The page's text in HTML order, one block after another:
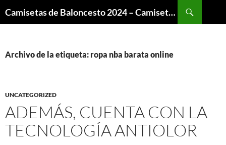
Camisetas de Baloncesto 2024 – Camisetas NBA
Archivo de la etiqueta: ropa nba barata online
UNCATEGORIZED
ADEMÁS, CUENTA CON LA
TECNOLOGÍA ANTIOLOR